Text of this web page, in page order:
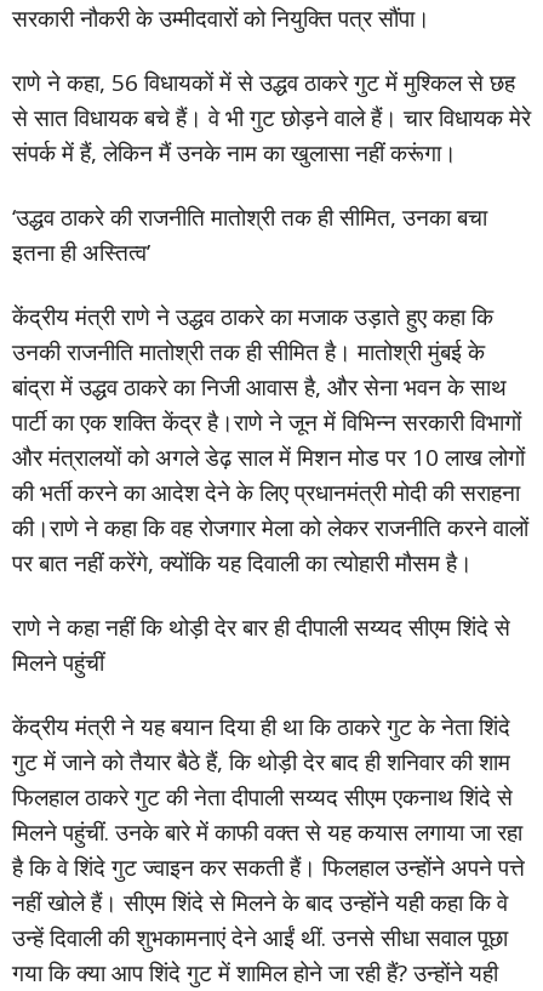
सरकारी नौकरी के उम्मीदवारों को नियुक्ति पत्र सौंपा।
राणे ने कहा, 56 विधायकों में से उद्धव ठाकरे गुट में मुश्किल से छह
से सात विधायक बचे हैं। वे भी गुट छोड़ने वाले हैं। चार विधायक मेरे
संपर्क में हैं, लेकिन मैं उनके नाम का खुलासा नहीं करूंगा।
‘उद्धव ठाकरे की राजनीति मातोश्री तक ही सीमित, उनका बचा
इतना ही अस्तित्व’
केंद्रीय मंत्री राणे ने उद्धव ठाकरे का मजाक उड़ाते हुए कहा कि
उनकी राजनीति मातोश्री तक ही सीमित है। मातोश्री मुंबई के
बांद्रा में उद्धव ठाकरे का निजी आवास है, और सेना भवन के साथ
पार्टी का एक शक्ति केंद्र है।राणे ने जून में विभिन्न सरकारी विभागों
और मंत्रालयों को अगले डेढ़ साल में मिशन मोड पर 10 लाख लोगों
की भर्ती करने का आदेश देने के लिए प्रधानमंत्री मोदी की सराहना
की।राणे ने कहा कि वह रोजगार मेला को लेकर राजनीति करने वालों
पर बात नहीं करेंगे, क्योंकि यह दिवाली का त्योहारी मौसम है।
राणे ने कहा नहीं कि थोड़ी देर बार ही दीपाली सय्यद सीएम शिंदे से
मिलने पहुंचीं
केंद्रीय मंत्री ने यह बयान दिया ही था कि ठाकरे गुट के नेता शिंदे
गुट में जाने को तैयार बैठे हैं, कि थोड़ी देर बाद ही शनिवार की शाम
फिलहाल ठाकरे गुट की नेता दीपाली सय्यद सीएम एकनाथ शिंदे से
मिलने पहुंचीं. उनके बारे में काफी वक्त से यह कयास लगाया जा रहा
है कि वे शिंदे गुट ज्वाइन कर सकती हैं। फिलहाल उन्होंने अपने पत्ते
नहीं खोले हैं। सीएम शिंदे से मिलने के बाद उन्होंने यही कहा कि वे
उन्हें दिवाली की शुभकामनाएं देने आईं थीं. उनसे सीधा सवाल पूछा
गया कि क्या आप शिंदे गुट में शामिल होने जा रही हैं? उन्होंने यही